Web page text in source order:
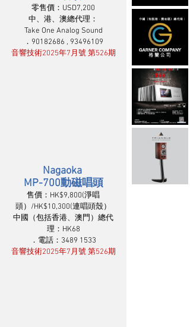
零售價：USD7,200
中、港、澳總代理：
Take One Analog Sound
．90182686 , 93496109
音響技術2025年7月號 第526期
Nagaoka
MP-700動磁唱頭
售價：HK$9,800(淨唱
頭）/HK$10,300(連唱頭殼）
中國（包括香港、澳門）總代
理：HK68
．電話：3489 1533
音響技術2025年7月號 第526期